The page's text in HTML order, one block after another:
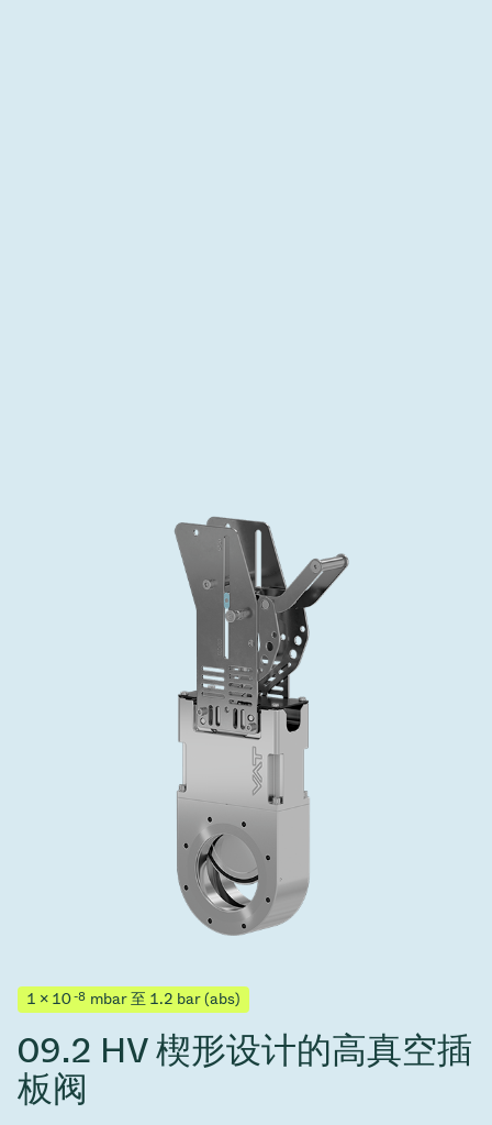
1 × 10-8 mbar 至 1.2 bar (abs)
09.2 HV 楔形设计的高真空插
板阀